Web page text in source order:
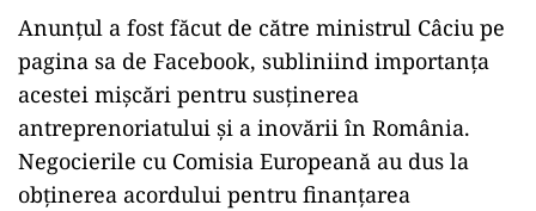
Anunțul a fost făcut de către ministrul Câciu pe
pagina sa de Facebook, subliniind importanța
acestei mișcări pentru susținerea
antreprenoriatului și a inovării în România.
Negocierile cu Comisia Europeană au dus la
obținerea acordului pentru finanțarea